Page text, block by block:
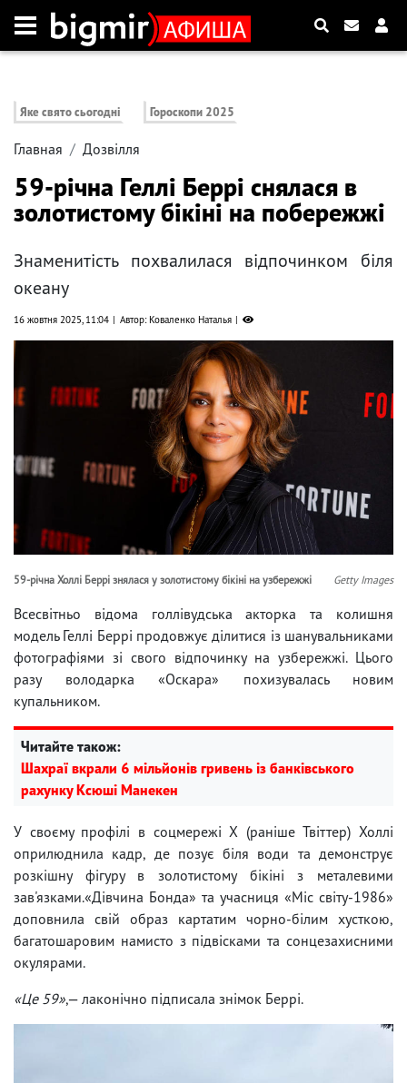
Яке свято сьогодні Гороскопи 2025
Главная Дозвілля
59-річна Геллі Беррі снялася в
золотистому бікіні на побережжі
Знаменитість похвалилася відпочинком біля
океану
16 жовтня 2025, 11:04 Автор: Коваленко Наталья
59-річна Холлі Беррі знялася у золотистому бікіні на узбережжі Getty Images
Всесвітньо відома голлівудська акторка та колишня
модель Геллі Беррі продовжує ділитися із шанувальниками
фотографіями зі свого відпочинку на узбережжі. Цього
разу володарка «Оскара» похизувалась новим
купальником.
Читайте також:
Шахраї вкрали 6 мільйонів гривень із банківського
рахунку Ксюші Манекен
У своєму профілі в соцмережі Х (раніше Твіттер) Холлі
оприлюднила кадр, де позує біля води та демонструє
розкішну фігуру в золотистому бікіні з металевими
зав'язками.«Дівчина Бонда» та учасниця «Міс світу-1986»
доповнила свій образ картатим чорно-білим хусткою,
багатошаровим намисто з підвісками та сонцезахисними
окулярами.
«Це 59»,— лаконічно підписала знімок Беррі.